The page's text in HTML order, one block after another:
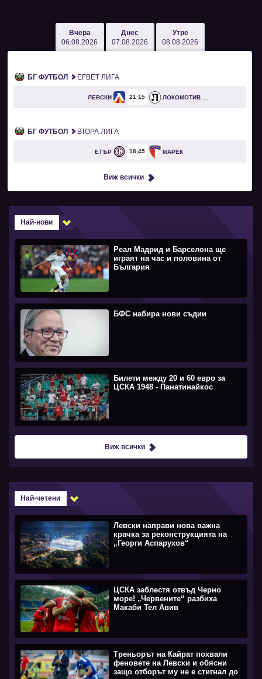
Вчера
06.08.2026
Днес
07.08.2026
Утре
08.08.2026
БГ ФУТБОЛ EFBET ЛИГА
ЛЕВСКИ 21 15 ЛОКОМОТИВ ПЛОВДИВ
БГ ФУТБОЛ ВТОРА ЛИГА
ЕТЪР 18 45 МАРЕК
Виж всички
Най-нови
Реал Мадрид и Барселона ще
играят на час и половина от
България
БФС набира нови съдии
Билети между 20 и 60 евро за
ЦСКА 1948 - Панатинайкос
Виж всички
Най-четени
Левски направи нова важна
крачка за реконструкцията на
„Георги Аспарухов“
ЦСКА заблестя отвъд Черно
море! „Червените“ разбиха
Макаби Тел Авив
Треньорът на Кайрат похвали
феновете на Левски и обясни
защо отборът му не е стигнал до